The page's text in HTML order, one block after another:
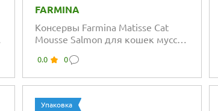
FARMINA
Консервы Farmina Matisse Cat
Mousse Salmon для кошек мусс с
0.0 0
Упаковка